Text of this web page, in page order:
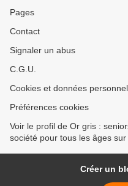
Pages
Contact
Signaler un abus
C.G.U.
Cookies et données
Préférences cookies
Voir le profil de Or gris :
société pour tous les âges
Créer un